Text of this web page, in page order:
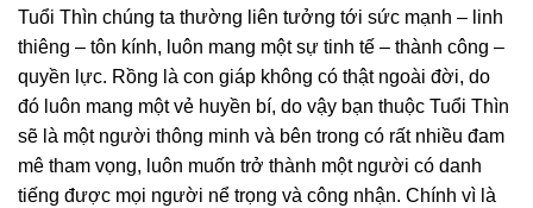
Tuổi Thìn chúng ta thường liên tưởng tới sức mạnh – linh
thiêng – tôn kính, luôn mang một sự tinh tế – thành công –
quyền lực. Rồng là con giáp không có thật ngoài đời, do
đó luôn mang một vẻ huyền bí, do vậy bạn thuộc Tuổi Thìn
sẽ là một người thông minh và bên trong có rất nhiều đam
mê tham vọng, luôn muốn trở thành một người có danh
tiếng được mọi người nể trọng và công nhận. Chính vì là